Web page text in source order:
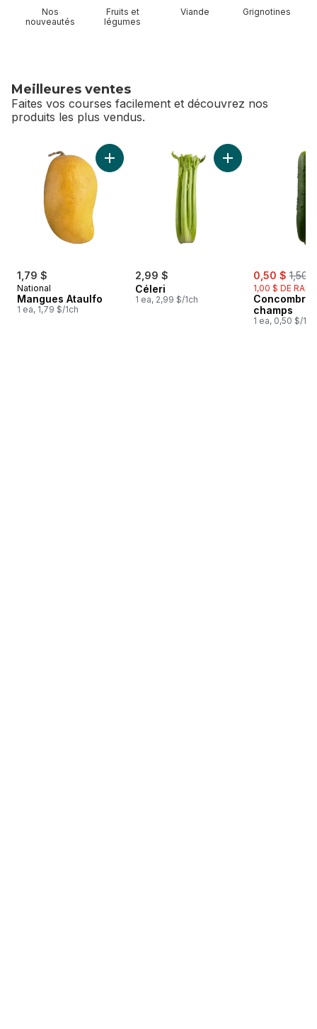
Nos
nouveautés
Fruits et
légumes
Viande Grignotines
Meilleures ventes
Faites vos courses facilement et découvrez nos
produits les plus vendus.
sauter Meilleures ventes
1,79 $
National
Mangues Ataulfo
1 ea, 1,79 $/1ch
Ajouter Mangues Ataulfo au panier
2,99 $
Céleri
1 ea, 2,99 $/1ch
Ajouter Céleri au
sale:
0,50 $ ,
1,50 $
1,00 $ DE
champs
1 ea, 0,50 $/1ch